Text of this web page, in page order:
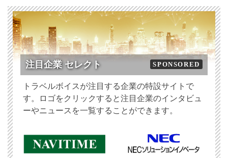
注目企業 セレクト SPONSORED
トラベルボイスが注目する企業の特設サイトで
す。ロゴをクリックすると注目企業のインタビュ
ーやニュースを一覧することができます。